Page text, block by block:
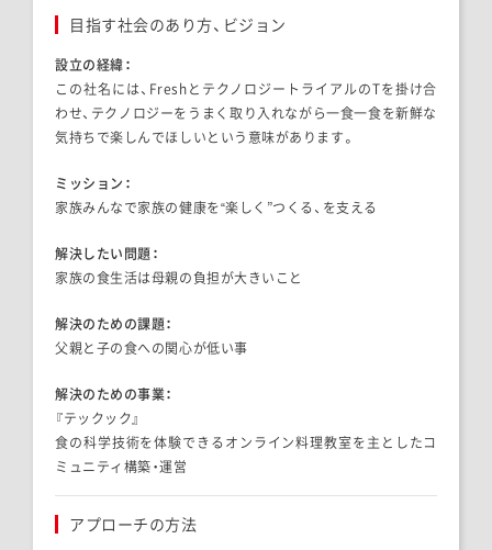
目指す社会のあり方、ビジョン
設立の経緯：
この社名には、FreshとテクノロジートライアルのTを掛け合
わせ、テクノロジーをうまく取り入れながら一食一食を新鮮な
気持ちで楽しんでほしいという意味があります。
ミッション：
家族みんなで家族の健康を“楽しく”つくる、 を支える
解決したい問題：
家族の食生活は母親の負担が大きいこと
解決のための課題：
父親と子の食への関心が低い事
解決のための事業：
『テックック』
食の科学技術を体験できるオンライン料理教室を主としたコ
ミュニティ構築・運営
アプローチの方法